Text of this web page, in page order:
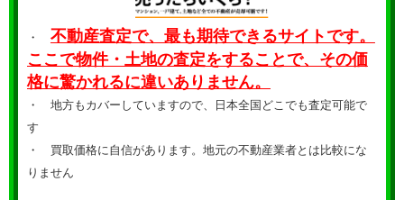
・ 不動産査定で、最も期待できるサイトです。
ここで物件・土地の査定をすることで、その価
格に驚かれるに違いありません。
・ 地方もカバーしていますので、日本全国どこでも査定可能で
す
・ 買取価格に自信があります。地元の不動産業者とは比較にな
りません